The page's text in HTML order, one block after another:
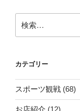
ン
索:
カテゴリー
スポーツ観戦 (68)